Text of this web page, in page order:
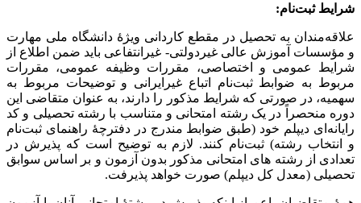
شرایط ثبت‌نام‌:
علاقه‌مندان به تحصیل در مقطع کاردانی ویژۀ دانشگاه ملی مهارت
و مؤسسات آموزش عالی غیردولتی- غیرانتفاعی باید ضمن اطلاع از
شرایط عمومی و اختصاصی، مقررات وظیفه عمومی، مقررات
مربوط به ضوابط ثبت‌نام اتباع غیرایرانی و توضیحات مربوط به
سهمیه، در صورتی که شرایط مذکور را دارند، به عنوان متقاضی این
دوره منحصراً در یک رشته امتحانی و متناسب با رشته تحصیلی و کد
رایانه‌ای دیپلم خود (طبق ضوابط مندرج در دفترچۀ راهنمای ثبت‌نام
و انتخاب رشته) ثبت‌نام کنند. لازم به توضیح است که پذیرش در
تعدادی از رشته های امتحانی مذکور بدون آزمون و بر اساس سوابق
تحصیلی (معدل کل دیپلم) صورت خواهد پذیرفت.